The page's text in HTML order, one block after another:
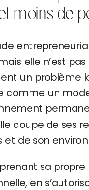
moins de
elle n’est
un problème
comme un
coupe de ses
et de son
sa
en